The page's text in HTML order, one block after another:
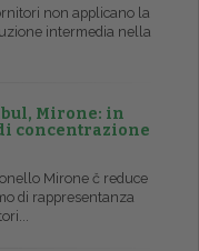
non applicano la
intermedia nella
Mirone: in
concentrazione
Mirone č reduce
di rappresentanza